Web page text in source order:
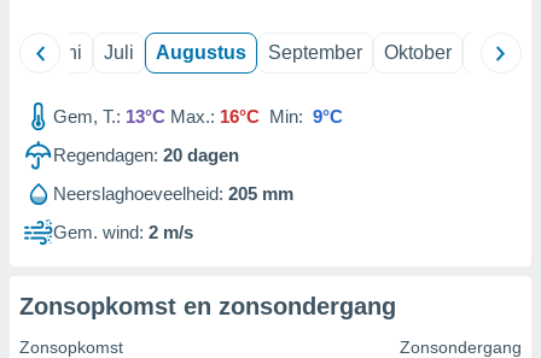
Juni Juli Augustus September Oktober
Gem, T.: 13°C Max.: 16°C Min: 9°C
Regendagen: 20 dagen
Neerslaghoeveelheid: 205 mm
Gem. wind: 2 m/s
Zonsopkomst en zonsondergang
Zonsopkomst Zonsondergang